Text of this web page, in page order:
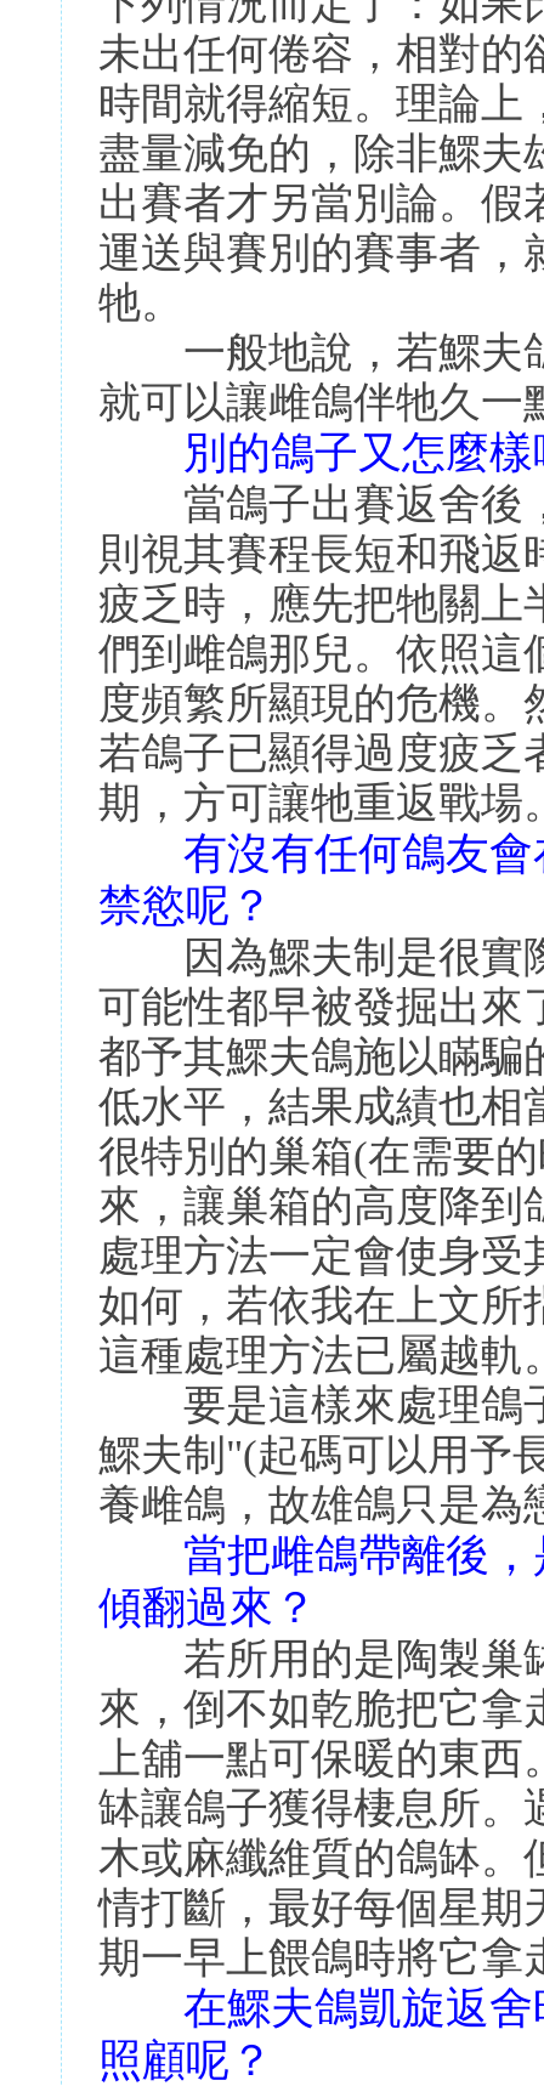
未出任何倦容，相對的
時間就得縮短。理論上
盡量減免的，除非鰥夫
出賽者才另當別論。假
運送與賽別的賽事者，
牠。
一般地說，若鰥夫
就可以讓雌鴿伴牠久一
別的鴿子又怎麼
當鴿子出賽返舍後
則視其賽程長短和飛
疲乏時，應先把牠關上
們到雌鴿那兒。依照這
度頻繁所顯現的危機
若鴿子已顯得過度疲乏
期，方可讓牠重返戰場
有沒有任何鴿友
禁慾呢？
因為鰥夫制是很實
可能性都早被發掘出來
都予其鰥夫鴿施以瞞騙
低水平，結果成績也相
很特別的巢箱(在需要
來，讓巢箱的高度降到
處理方法一定會使身
如何，若依我在上文所
這種處理方法已屬越軌
要是這樣來處理鴿
鰥夫制"(起碼可以用予
養雌鴿，故雄鴿只是為
當把雌鴿帶離後
傾翻過來？
若所用的是陶製巢
來，倒不如乾脆把它拿
上舖一點可保暖的東西
缽讓鴿子獲得棲息所。
木或麻纖維質的鴿缽。
情打斷，最好每個星期
期一早上餵鴿時將它拿
在鰥夫鴿凱旋返
照顧呢？